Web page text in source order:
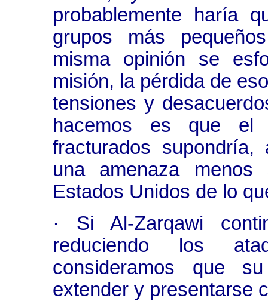
probablemente haría
grupos más
misma opinión se
misión, la pérdida de
tensiones y
hacemos es que el
fracturados
una amenaza
Estados Unidos de lo
· Si Al-Zarqawi
reduciendo los
consideramos que
extender y presentarse